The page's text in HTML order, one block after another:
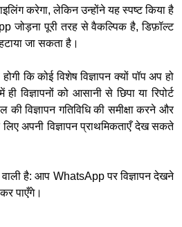
करेगा, लेकिन उन्होंने यह स्पष्ट किया है
जोड़ना पूरी तरह से वैकल्पिक है, डिफ़ॉल्ट
जा सकता है।
कि कोई विशेष विज्ञापन क्यों पॉप अप हो
को आसानी से छिपा या रिपोर्ट
विज्ञापन गतिविधि की समीक्षा करने और
अपनी विज्ञापन प्राथमिकताएँ देख सकते
है: आप WhatsApp पर विज्ञापन देखने
पाएँगे।